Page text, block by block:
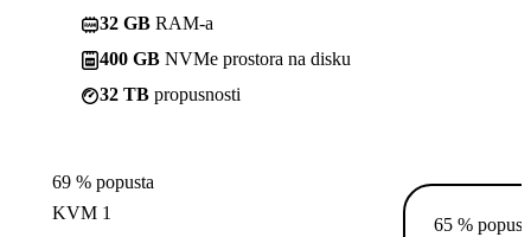
32 GB RAM-a
400 GB NVMe prostora na disku
32 TB propusnosti
69 % popusta
KVM 1
65 %